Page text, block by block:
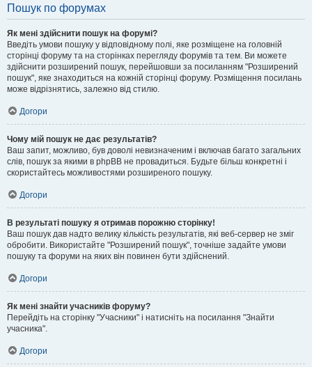
Пошук по форумах
Як мені здійснити пошук на форумі?
Введіть умови пошуку у відповідному полі, яке розміщене на головній
сторінці форуму та на сторінках перегляду форумів та тем. Ви можете
здійснити розширений пошук, перейшовши за посиланням "Розширений
пошук", яке знаходиться на кожній сторінці форуму. Розміщення посилань
може відрізнятись, залежно від стилю.
Догори
Чому мій пошук не дає результатів?
Ваш запит, можливо, був доволі невизначеним і включав багато загальних
слів, пошук за якими в phpBB не провадиться. Будьте більш конкретні і
скористайтесь можливостями розширеного пошуку.
Догори
В результаті пошуку я отримав порожню сторінку!
Ваш пошук дав надто велику кількість результатів, які веб-сервер не зміг
обробити. Використайте "Розширений пошук", точніше задайте умови
пошуку та форуми на яких він повинен бути здійснений.
Догори
Як мені знайти учасників форуму?
Перейдіть на сторінку "Учасники" і натисніть на посилання "Знайти
учасника".
Догори